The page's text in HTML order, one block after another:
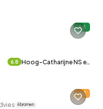
A
6.8 Hoog-Catharijne NS e…
E
6 bronnen